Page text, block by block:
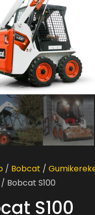
/ Bobcat /
/ Bobcat S100
S100